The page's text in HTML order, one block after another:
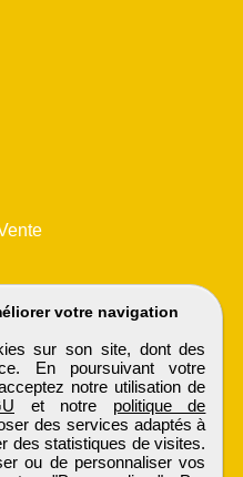
votre navigation
sur son site, dont des
En poursuivant votre
notre utilisation de
et notre politique de
des services adaptés à
des statistiques de visites.
ou de personnaliser vos